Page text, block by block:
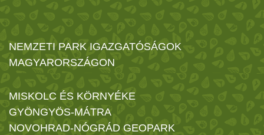
NEMZETI PARK IGAZGATÓSÁGOK
MAGYARORSZÁGON
MISKOLC ÉS KÖRNYÉKE
GYÖNGYÖS-MÁTRA
NOVOHRAD-NÓGRÁD GEOPARK